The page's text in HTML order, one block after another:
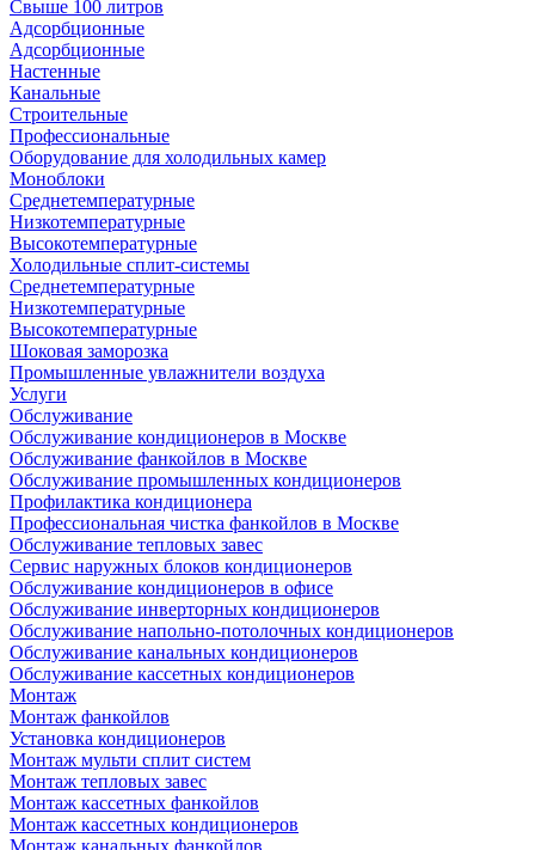
Свыше 100 литров
Адсорбционные
Адсорбционные
Настенные
Канальные
Строительные
Профессиональные
Оборудование для холодильных камер
Моноблоки
Среднетемпературные
Низкотемпературные
Высокотемпературные
Холодильные сплит-системы
Среднетемпературные
Низкотемпературные
Высокотемпературные
Шоковая заморозка
Промышленные увлажнители воздуха
Услуги
Обслуживание
Обслуживание кондиционеров в Москве
Обслуживание фанкойлов в Москве
Обслуживание промышленных кондиционеров
Профилактика кондиционера
Профессиональная чистка фанкойлов в Москве
Обслуживание тепловых завес
Сервис наружных блоков кондиционеров
Обслуживание кондиционеров в офисе
Обслуживание инверторных кондиционеров
Обслуживание напольно-потолочных кондиционеров
Обслуживание канальных кондиционеров
Обслуживание кассетных кондиционеров
Монтаж
Монтаж фанкойлов
Установка кондиционеров
Монтаж мульти сплит систем
Монтаж тепловых завес
Монтаж кассетных фанкойлов
Монтаж кассетных кондиционеров
Монтаж канальных фанкойлов